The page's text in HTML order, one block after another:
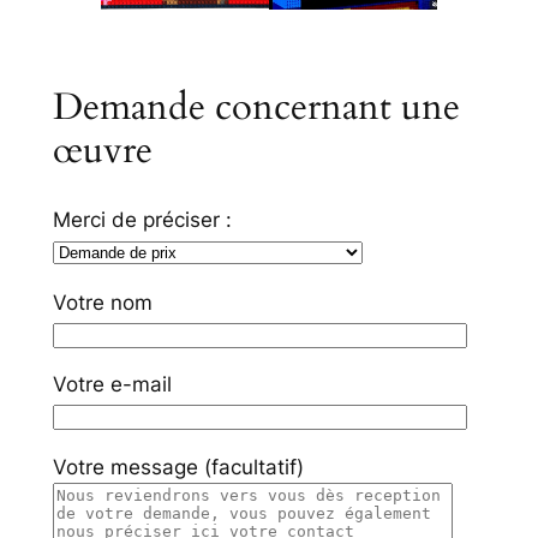
Demande concernant une
œuvre
Merci de préciser :
Votre nom
Veuillez laisser ce champ vide.
Votre e-mail
Votre message (facultatif)